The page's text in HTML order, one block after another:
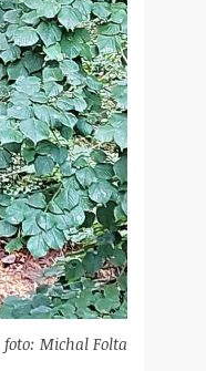
foto: Michal Folta